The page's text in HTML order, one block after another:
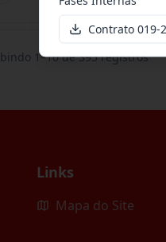
1–10de395 registros
Links
Mapa do Site
Contrato 019-